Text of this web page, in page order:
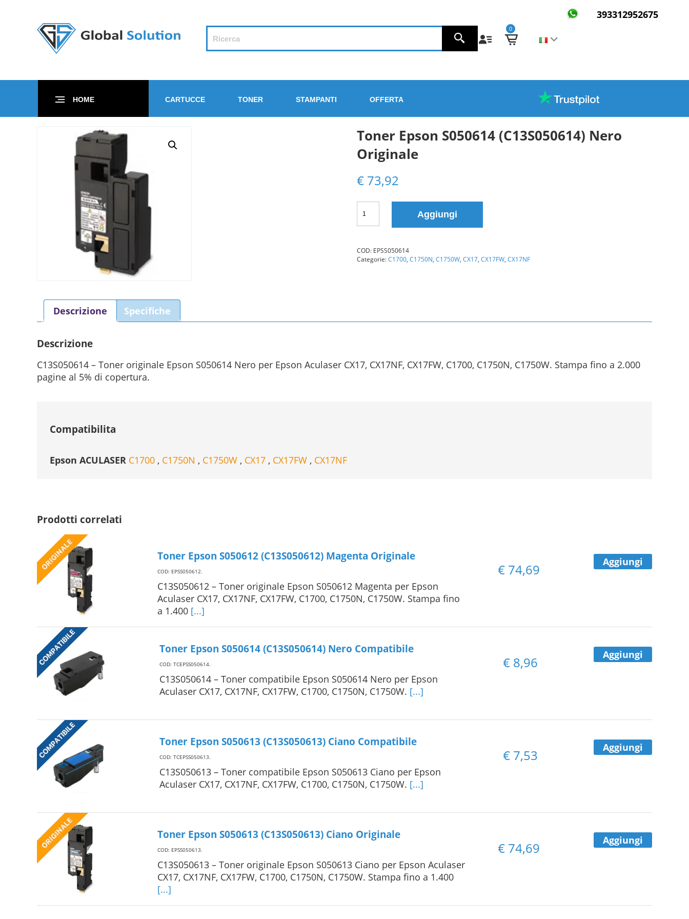
393312952675
0
HOME CARTUCCE TONER STAMPANTI OFFERTA
Toner Epson S050614 (C13S050614) Nero
Originale
€ 73,92
Epson
Nero
Aggiungi
COD: EPSS050614
Categorie:C1700, C1750N, C1750W, CX17, CX17FW, CX17NF
Descrizione Specifiche
Descrizione
C13S050614 – Toner originale Epson S050614 Nero per Epson Aculaser CX17, CX17NF, CX17FW, C1700, C1750N, C1750W. Stampa fino a 2.000
pagine al 5% di copertura.
Compatibilita
Epson ACULASER C1700 , C1750N , C1750W , CX17 , CX17FW , CX17NF
Prodotti correlati
Toner Epson S050612 (C13S050612) Magenta Originale
COD: EPSS050612.
C13S050612 – Toner originale Epson S050612 Magenta per Epson
Aculaser CX17, CX17NF, CX17FW, C1700, C1750N, C1750W. Stampa fino
a 1.400 [...]
€ 74,69 Aggiungi
Toner Epson S050614 (C13S050614) Nero Compatibile
COD: TCEPSS050614.
C13S050614 – Toner compatibile Epson S050614 Nero per Epson
Aculaser CX17, CX17NF, CX17FW, C1700, C1750N, C1750W. [...]
€8,96 Aggiungi
Toner Epson S050613 (C13S050613) Ciano Compatibile
COD: TCEPSS050613.
C13S050613 – Toner compatibile Epson S050613 Ciano per Epson
Aculaser CX17, CX17NF, CX17FW, C1700, C1750N, C1750W. [...]
€7,53 Aggiungi
Toner Epson S050613 (C13S050613) Ciano Originale
COD: EPSS050613.
C13S050613 – Toner originale Epson S050613 Ciano per Epson Aculaser
CX17, CX17NF, CX17FW, C1700, C1750N, C1750W. Stampa fino a 1.400
[...]
€ 74,69 Aggiungi